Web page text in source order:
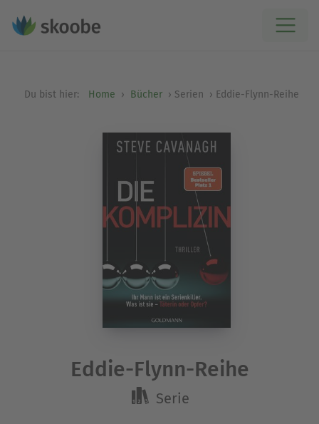
Du bist hier: Home Bücher Serien Eddie-Flynn-Reihe
Eddie-Flynn-Reihe
Serie